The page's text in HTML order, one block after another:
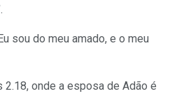
sou do meu amado, e o meu
2.18, onde a esposa de Adão é